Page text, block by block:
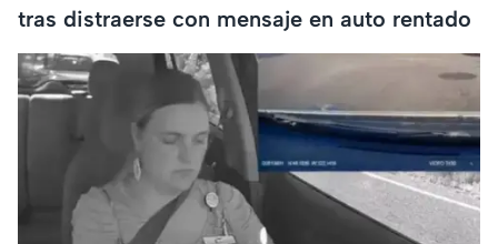
tras distraerse con mensaje en auto rentado